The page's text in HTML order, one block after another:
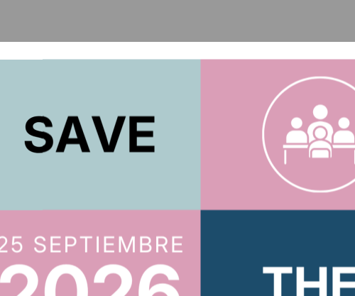
al boletín
Te mantendremos al tanto de todo